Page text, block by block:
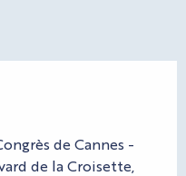
de Cannes -
de la Croisette,